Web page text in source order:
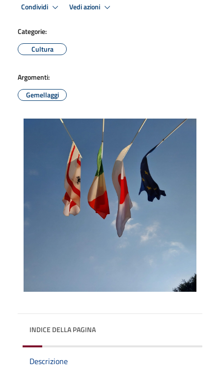
Condividi Vedi azioni
Categorie:
Cultura
Argomenti:
Gemellaggi
INDICE DELLA PAGINA
Descrizione